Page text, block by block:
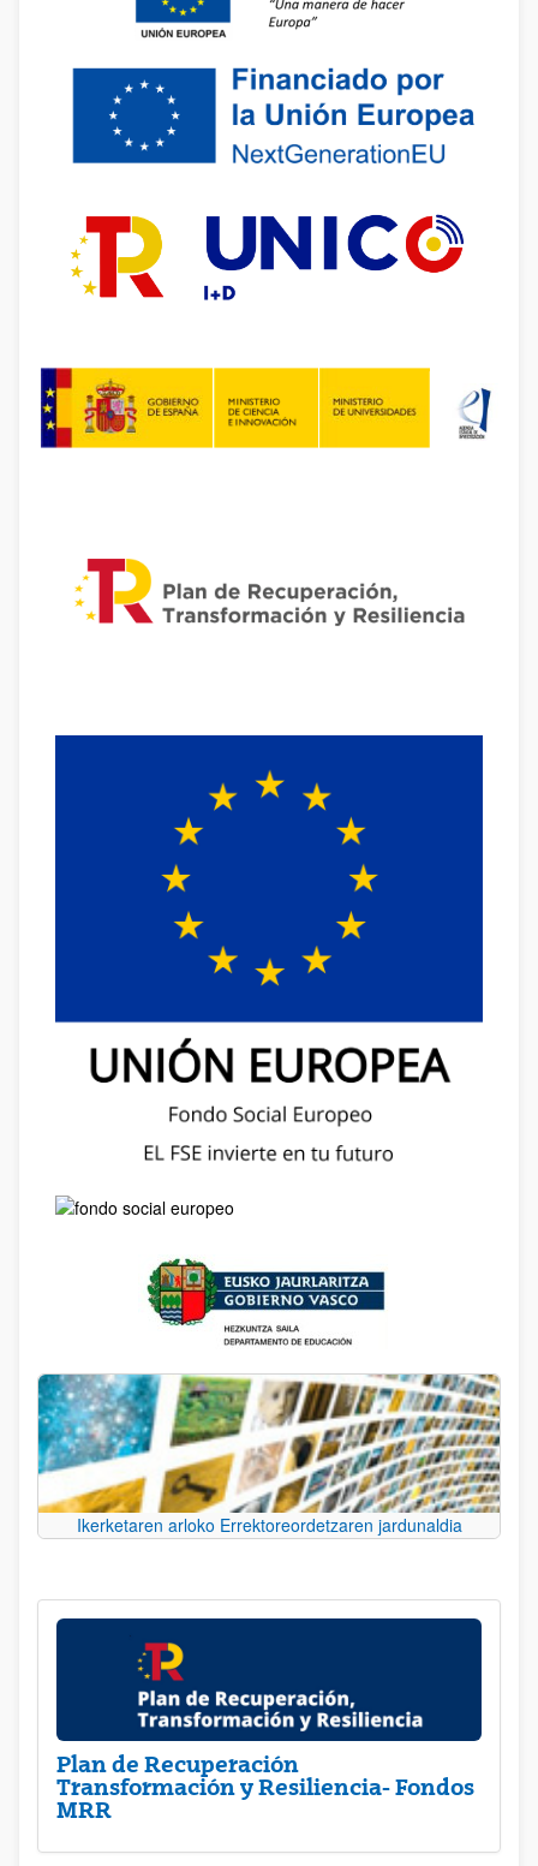
Ikerketaren arloko Errektoreordetzaren jardunaldia
Plan de Recuperación
Transformación y Resiliencia- Fondos
MRR